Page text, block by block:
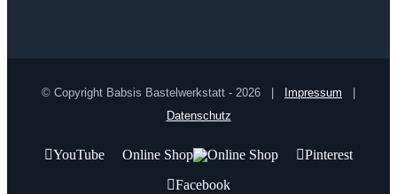
© Copyright Babsis Bastelwerkstatt - 2026 | Impressum
Datenschutz
YouTube Online Shop
Pinterest
Facebook